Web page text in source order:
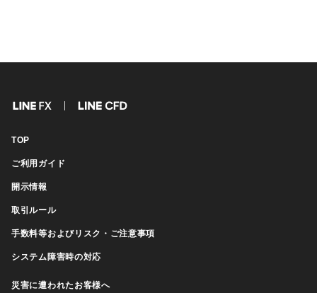
TOP
ご利用ガイド
開示情報
取引ルール
手数料等およびリスク・ご注意事項
システム障害時の対応
災害に遭われたお客様へ